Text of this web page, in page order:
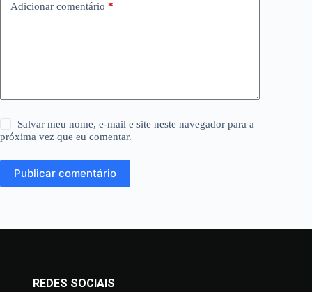
Adicionar comentário *
Salvar meu nome, e-mail e site neste navegador para a
próxima vez que eu comentar.
Publicar comentário
REDES SOCIAIS